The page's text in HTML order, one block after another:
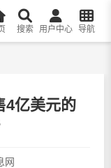
搜索 用户中心 导航
4亿美元的
网